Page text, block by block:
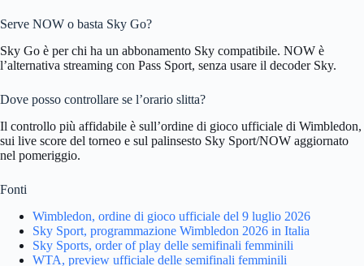
Serve NOW o basta Sky Go?
Sky Go è per chi ha un abbonamento Sky compatibile. NOW è
l’alternativa streaming con Pass Sport, senza usare il decoder Sky.
Dove posso controllare se l’orario slitta?
Il controllo più affidabile è sull’ordine di gioco ufficiale di Wimbledon,
sui live score del torneo e sul palinsesto Sky Sport/NOW aggiornato
nel pomeriggio.
Fonti
Wimbledon, ordine di gioco ufficiale del 9 luglio 2026
Sky Sport, programmazione Wimbledon 2026 in Italia
Sky Sports, order of play delle semifinali femminili
WTA, preview ufficiale delle semifinali femminili